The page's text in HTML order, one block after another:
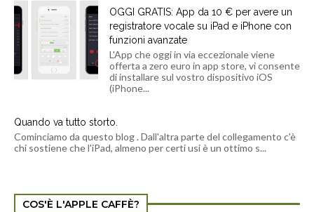
OGGI GRATIS: App da 10 € per avere un
registratore vocale su iPad e iPhone con
funzioni avanzate
L'App che oggi in via eccezionale viene
offerta a zero euro in app store, vi consente
di installare sul vostro dispositivo iOS
(iPhone...
Quando va tutto storto.
Cominciamo da questo blog . Dall'altra parte del collegamento c'è
chi sostiene che l'iPad, almeno per certi usi è un ottimo s...
COS'È L'APPLE CAFFÈ?